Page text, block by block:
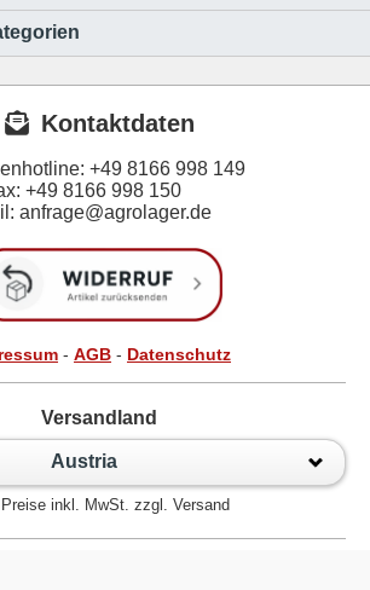
Kontaktdaten
+49 8166 998 149
+49 8166 998 150
anfrage@agrolager.de
- AGB - Datenschutz
Versandland
Austria
inkl. MwSt. zzgl. Versand